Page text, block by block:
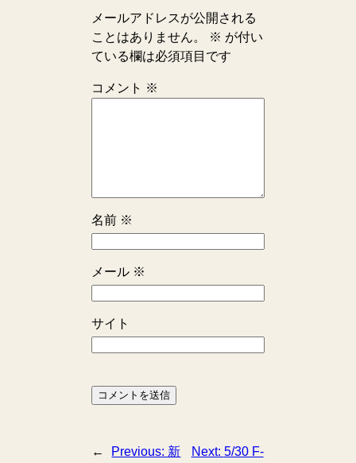
メールアドレスが公開される
ことはありません。
※ が付い
ている欄は必須項目です
コメント ※
名前 ※
メール ※
サイト
← Previous: 新
Next: 5/30 F-